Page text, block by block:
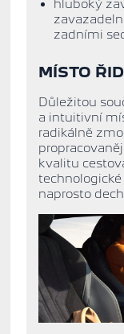
hluboký
zadními
MÍSTO
Důležitou
a intuitivní
radikálně
kvalitu
naprosto